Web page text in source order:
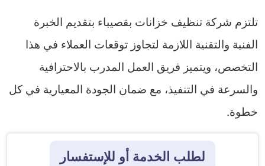
تلتزم شركة تنظيف خزانات بقصيباء بتقديم الخبرة
الفنية والتقنية اللازمة لتجاوز توقعات العملاء في هذا
التخصص، ويتميز فريق العمل المدرب بالاحترافية
والسرعة في التنفيذ، مع ضمان الجودة المعيارية في كل
خطوة.
لطلب الخدمة أو للإستفسار